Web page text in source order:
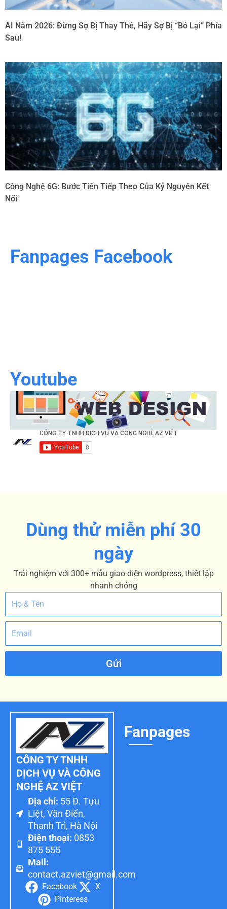
AI Năm 2026: Đừng Sợ Bị Thay Thế, Hãy Sợ Bị “Bỏ Lại” Phía
Sau!
Công Nghệ 6G: Bước Tiến Tiếp Theo Của Kỷ Nguyên Kết
Nối
Fanpages Facebook
Youtube
Dùng thử miễn phí 30
ngày
Trải nghiệm với 300+ mẫu giao diện wordpress, thiết lập
nhanh chóng
Gửi
CÔNG TY TNHH
DỊCH VỤ VÀ CÔNG
NGHỆ AZ VIỆT
Địa chỉ: 55 Đ. Tựu
Liệt, Văn Điển,
Thanh Trì, Hà Nội
Điện thoại: 0853
875 555
Mail:
contact.azviet@gmail.com
Facebook
X
Pinteress
Fanpages